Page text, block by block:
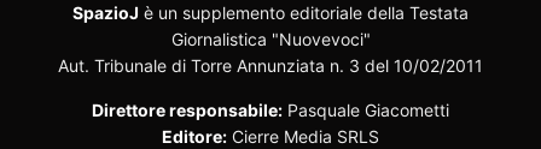
SpazioJ è un supplemento editoriale della Testata
Giornalistica "Nuovevoci"
Aut. Tribunale di Torre Annunziata n. 3 del 10/02/2011
Direttore responsabile: Pasquale Giacometti
Editore: Cierre Media SRLS